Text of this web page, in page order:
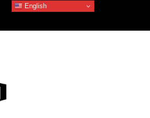
English